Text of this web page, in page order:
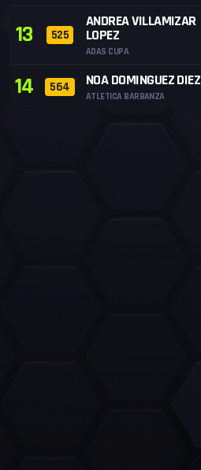
13 525
ANDREA VILLAMIZAR
LOPEZ
ADAS CUPA
14 564 NOA DOMINGUEZ DIEZ
ATLETICA BARBANZA